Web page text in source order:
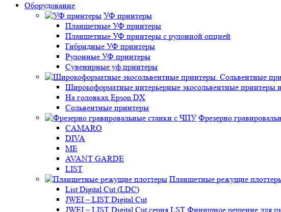
Оборудование
УФ принтеры
Планшетные УФ принтеры
Планшетные УФ принтеры с рулонной опцией
Гибридные УФ принтеры
Рулонные УФ принтеры
Сувенирные уф принтеры
Широкоформатные интерьерные экосольвентные принтеры
На головках Epson DX
Сольвентные принтеры
Фрезерно
CAMARO
DIVA
ME
AVANT GARDE
LIST
Планшетные режущие
List Digital Cut (LDC)
JWEI – LIST Digital Cut
JWEI – LIST Digital Cut серия LST Финишное решение для